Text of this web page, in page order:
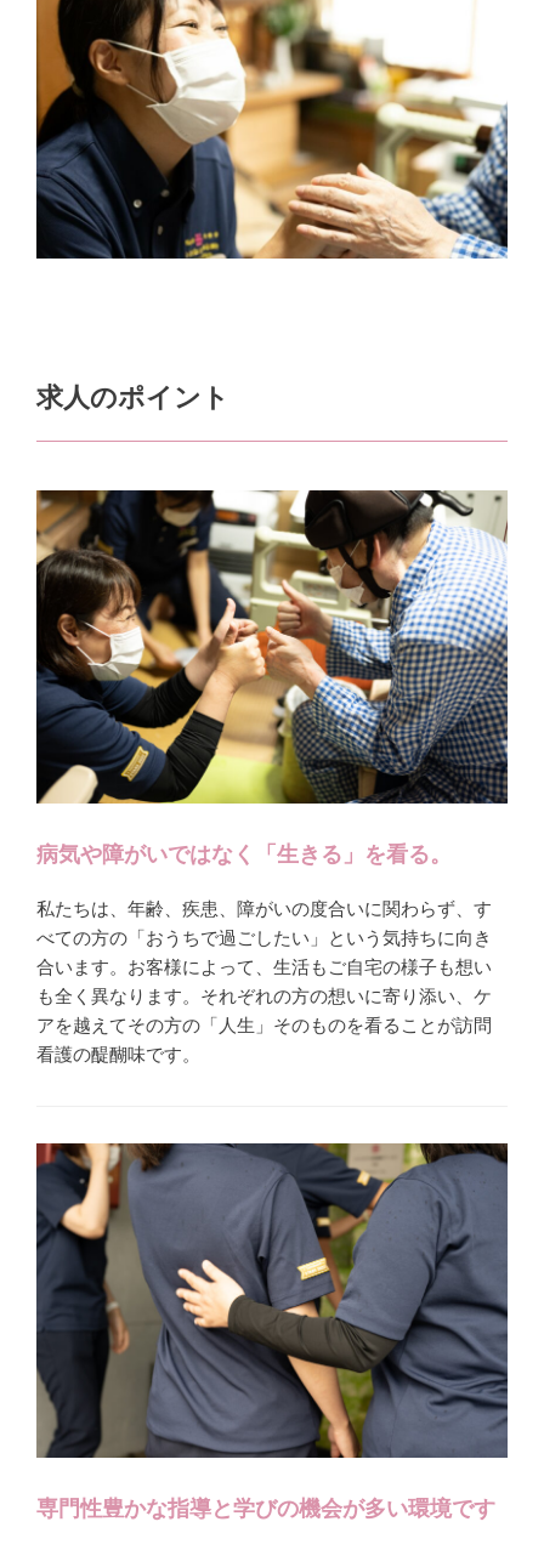
求人のポイント
病気や障がいではなく「生きる」を看る。
私たちは、年齢、疾患、障がいの度合いに関わらず、す
べての方の「おうちで過ごしたい」という気持ちに向き
合います。お客様によって、生活もご自宅の様子も想い
も全く異なります。それぞれの方の想いに寄り添い、ケ
アを越えてその方の「人生」そのものを看ることが訪問
看護の醍醐味です。
専門性豊かな指導と学びの機会が多い環境です